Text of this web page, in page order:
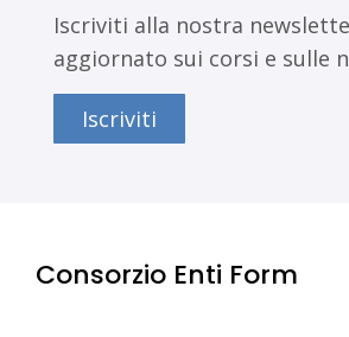
Iscriviti alla nostra
aggiornato sui corsi e sulle
Iscriviti
Consorzio Enti Form